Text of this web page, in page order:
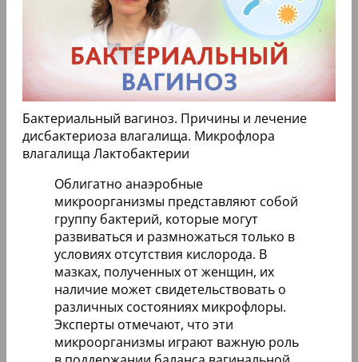
Бактериальный вагиноз. Причины и лечение
дисбактериоза влагалища. Микрофлора
влагалища Лактобактерии
Облигатно анаэробные
микроорганизмы представляют собой
группу бактерий, которые могут
развиваться и размножаться только в
условиях отсутствия кислорода. В
мазках, полученных от женщин, их
наличие может свидетельствовать о
различных состояниях микрофлоры.
Эксперты отмечают, что эти
микроорганизмы играют важную роль